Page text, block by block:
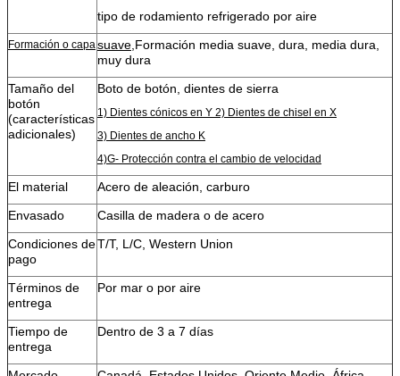
tipo de rodamiento refrigerado por aire
Formación o capasuave, Formación media suave, dura, media dura,
muy dura
Tamaño del
botón
(características
adicionales)
Boto de botón, dientes de sierra
1) Dientes cónicos en Y 2) Dientes de chisel en X
3) Dientes de ancho K
4)G- Protección contra el cambio de velocidad
El material
Acero de aleación, carburo
Envasado
Casilla de madera o de acero
Condiciones de
pago
T/T, L/C, Western Union
Términos de
entrega
Por mar o por aire
Tiempo de
entrega
Dentro de 3 a 7 días